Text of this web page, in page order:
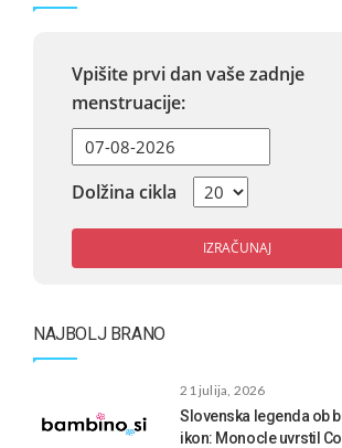
Vpišite prvi dan vaše zadnje
menstruacije:
Dolžina cikla
IZRAČUNAJ
NAJBOLJ BRANO
21 julija, 2026
Slovenska legenda ob
ikon: Monocle uvrstil